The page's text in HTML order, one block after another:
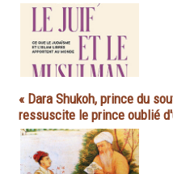
« Dara Shukoh, prince du
ressuscite le prince oublié